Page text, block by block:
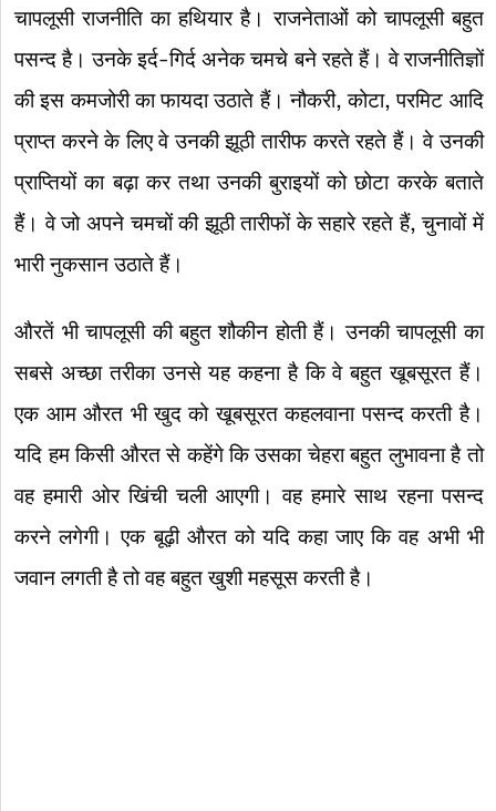
चापलूसी राजनीति का हथियार है। राजनेताओं को चापलूसी बहुत
पसन्द है। उनके इर्द-गिर्द अनेक चमचे बने रहते हैं। वे राजनीतिज्ञों
की इस कमजोरी का फायदा उठाते हैं। नौकरी, कोटा, परमिट आदि
प्राप्त करने के लिए वे उनकी झूठी तारीफ करते रहते हैं। वे उनकी
प्राप्तियों का बढ़ा कर तथा उनकी बुराइयों को छोटा करके बताते
हैं। वे जो अपने चमचों की झूठी तारीफों के सहारे रहते हैं, चुनावों में
भारी नुकसान उठाते हैं।
औरतें भी चापलूसी की बहुत शौकीन होती हैं। उनकी चापलूसी का
सबसे अच्छा तरीका उनसे यह कहना है कि वे बहुत खूबसूरत हैं।
एक आम औरत भी खुद को खूबसूरत कहलवाना पसन्द करती है।
यदि हम किसी औरत से कहेंगे कि उसका चेहरा बहुत लुभावना है तो
वह हमारी ओर खिंची चली आएगी। वह हमारे साथ रहना पसन्द
करने लगेगी। एक बूढ़ी औरत को यदि कहा जाए कि वह अभी भी
जवान लगती है तो वह बहुत खुशी महसूस करती है।